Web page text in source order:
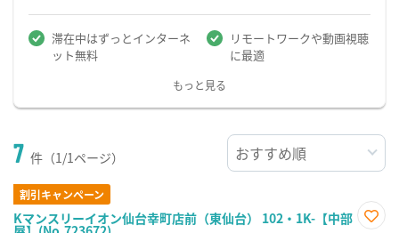
滞在中はずっとインターネ
ット無料
リモートワークや動画視聴
に最適
もっと見る
7 件（1/1ページ）
割引キャンペーン
Kマンスリーイオン仙台幸町店前（東仙台） 102・1K-【中部